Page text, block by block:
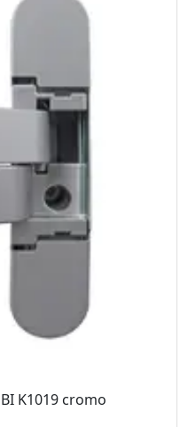
K1019 cromo